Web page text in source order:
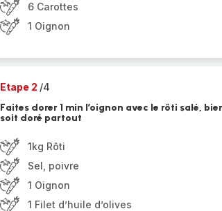
6 Carottes
1 Oignon
Etape 2 /4
Faites dorer 1 min l’oignon avec le rôti salé,
soit doré partout
1kg Rôti
Sel, poivre
1 Oignon
1 Filet d’huile d’olives